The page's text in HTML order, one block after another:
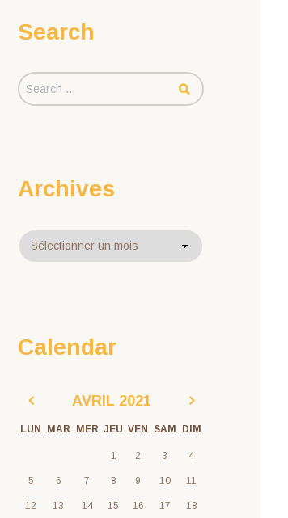
Search
Archives
Archives
Calendar
AVRIL 2021
LUN MAR MER JEU VEN SAM DIM
1 2 3 4
5 6 7 8 9 10 11
12 13 14 15 16 17 18